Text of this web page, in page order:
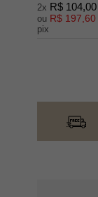
2x R$ 104,00
ou R$ 197,60
pix